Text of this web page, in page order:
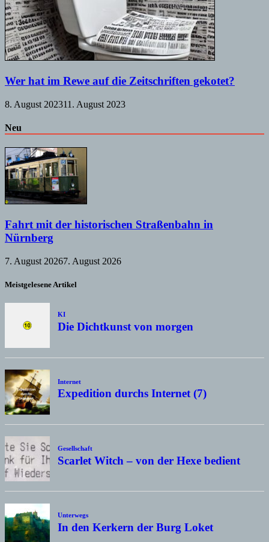
Wer hat im Rewe auf die Zeitschriften gekotet?
8. August 202311. August 2023
Neu
Fahrt mit der historischen Straßenbahn in
Nürnberg
7. August 20267. August 2026
Meistgelesene Artikel
KI
Die Dichtkunst von morgen
Internet
Expedition durchs Internet (7)
Gesellschaft
Scarlet Witch – von der Hexe bedient
Unterwegs
In den Kerkern der Burg Loket